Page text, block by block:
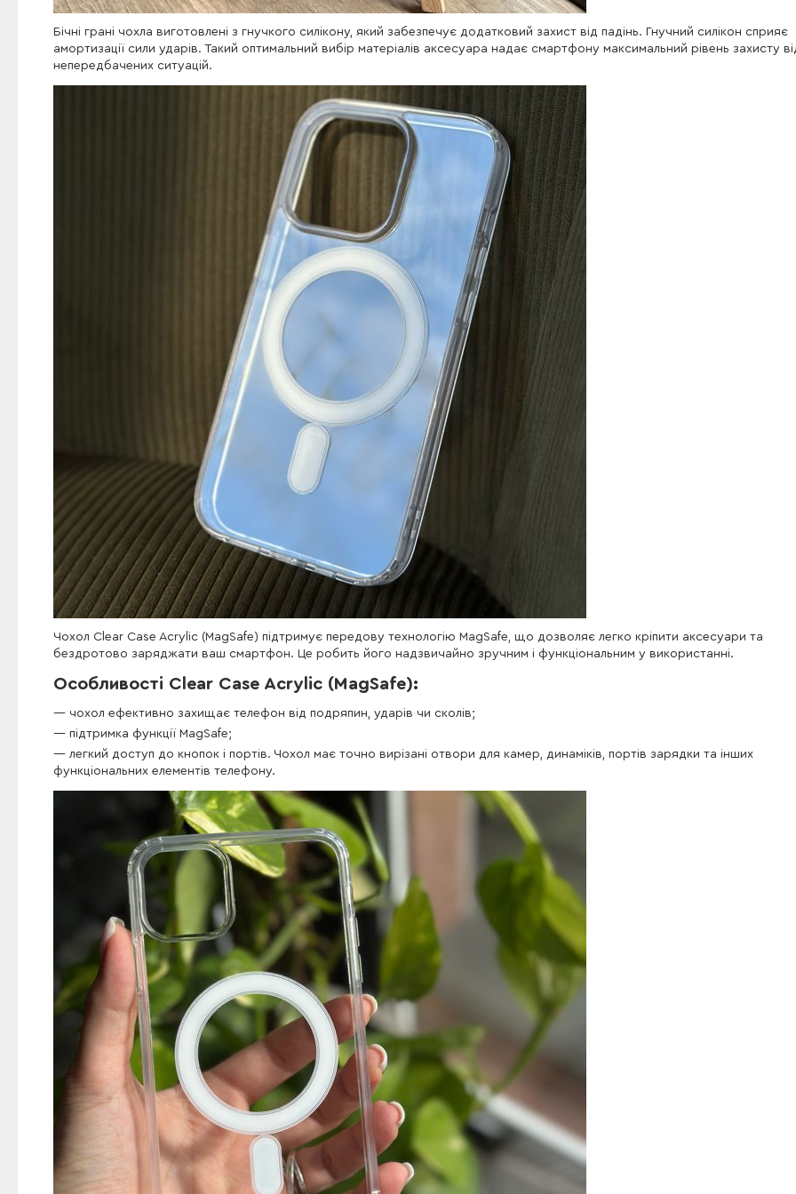
Бічні грані чохла виготовлені з гнучкого силікону, який забезпечує додатковий захист від падінь. Гнучний силікон сприяє
амортизації сили ударів. Такий оптимальний вибір матеріалів аксесуара надає смартфону максимальний рівень захисту
непередбачених ситуацій.
Чохол Clear Case Acrylic (MagSafe) підтримує передову технологію MagSafe, що дозволяє легко кріпити аксесуари та
бездротово заряджати ваш смартфон. Це робить його надзвичайно зручним і функціональним у використанні.
Особливості Clear Case Acrylic (MagSafe):
чохол ефективно захищає телефон від подряпин, ударів чи сколів;
підтримка функції MagSafe;
легкий доступ до кнопок і портів. Чохол має точно вирізані отвори для камер, динаміків, портів зарядки та інших
функціональних елементів телефону.